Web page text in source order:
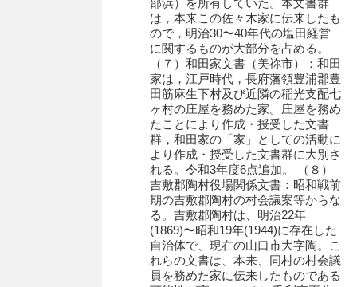
上田家文書（防府市）
上田家文書（横浜市）
上松氏収集文書
内田家文書（豊中市）
内田家文書（防府市）
内田伸採拓史料
部浜）を所有していた。本文書群
は，本来この佐々木家に伝来したも
ので，明治30〜40年代の塩田経営
に関するものが大部分を占める。
（７）和田家文書（美祢市）：和田
家は，江戸時代，長府藩領豊浦郡豊
田筋麻生下村及び近隣の稲光支配七
ヶ村の庄屋を務めた家。庄屋を務め
たことにより作成・授受した文書
群，和田家の「家」としての活動に
より作成・授受した文書群に大別さ
れる。令和3年度6点追加。 （８）
吉敷郡陶村役場関係文書：昭和戦前
期の吉敷郡陶村の村会議案等からな
る。吉敷郡陶村は、明治22年
(1869)〜昭和19年(1944)に存在した
自治体で、現在の山口市大字陶。こ
れらの文書は、本来、同村の村会議
員を務めた家に伝来したものである